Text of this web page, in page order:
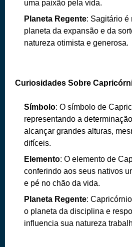
uma paixão pela vida.
Planeta Regente: Sagitário é
planeta da expansão e da
natureza otimista e generosa.
Curiosidades Sobre
Símbolo: O símbolo de
representando a
alcançar grandes alturas,
difíceis.
Elemento: O elemento de
conferindo aos seus nativos
e pé no chão da vida.
Planeta Regente:
o planeta da disciplina e
influencia sua natureza